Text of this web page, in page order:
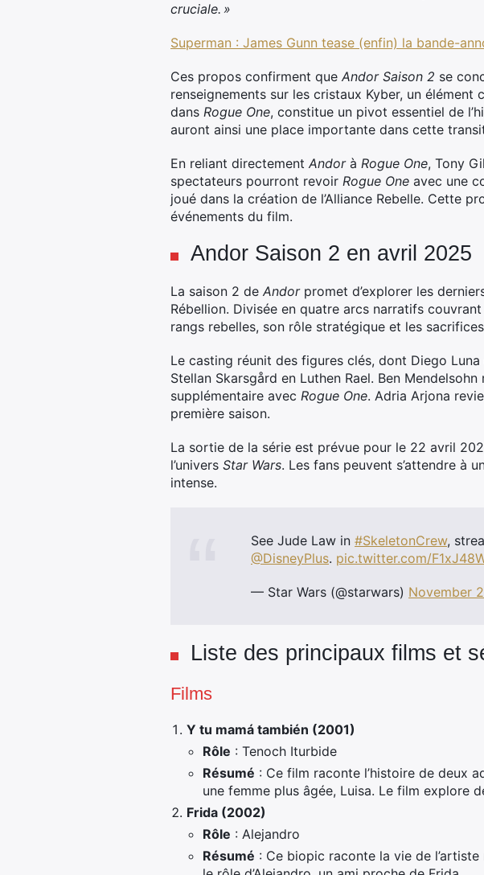
cruciale. »
Superman : James Gunn tease (enfin) la bande-
Ces propos confirment que Andor Saison 2 se
renseignements sur les cristaux Kyber, un
dans Rogue One, constitue un pivot essentiel de
auront ainsi une place importante dans cette
En reliant directement Andorà Rogue One, Tony
spectateurs pourront revoir Rogue One avec une
joué dans la création de l’Alliance Rebelle. Cette
événements du film.
Andor Saison 2 en avril 2025
La saison 2 de Andorpromet d’explorer les
Rébellion. Divisée en quatre arcs narratifs
rangs rebelles, son rôle stratégique et les
Le casting réunit des figures clés, dont Diego
Stellan Skarsgård en Luthen Rael. Ben
supplémentaire avec Rogue One. Adria Arjona
première saison.
La sortie de la série est prévue pour le 22 avril
l’univers Star Wars. Les fans peuvent s’attendre à
intense.
See Jude Law in #SkeletonCrew,
@DisneyPlus. pic.twitter.com/
— Star Wars (@starwars) November
Liste des principaux films et
Films
Y tu mamá también (2001)
Rôle : Tenoch Iturbide
Résumé : Ce film raconte l’histoire de deux
une femme plus âgée, Luisa. Le film explore
Frida (2002)
Rôle : Alejandro
Résumé : Ce biopic raconte la vie de